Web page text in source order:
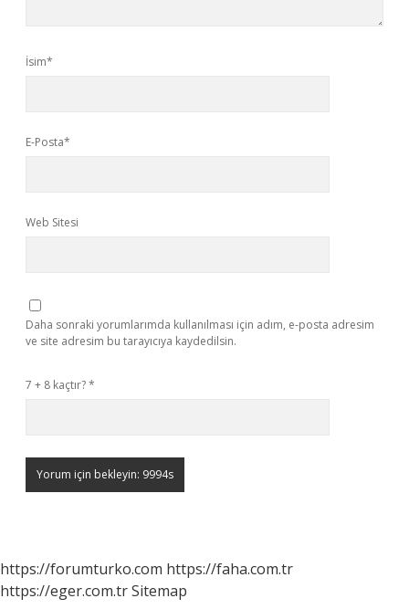
İsim*
E-Posta*
Web Sitesi
Daha sonraki yorumlarımda kullanılması için adım, e-posta adresim
ve site adresim bu tarayıcıya kaydedilsin.
7 + 8 kaçtır?*
https://forumturko.com https://faha.com.tr
https://eger.com.trSitemap